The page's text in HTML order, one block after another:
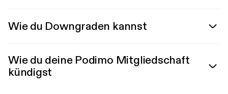
Wie du Downgraden kannst
Wie du deine Podimo Mitgliedschaft
kündigst